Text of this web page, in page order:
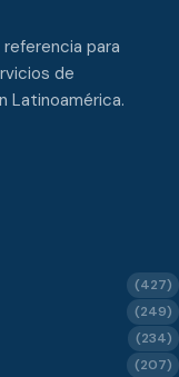
para
de
Latinoamérica.
(427)
(249)
(234)
(207)